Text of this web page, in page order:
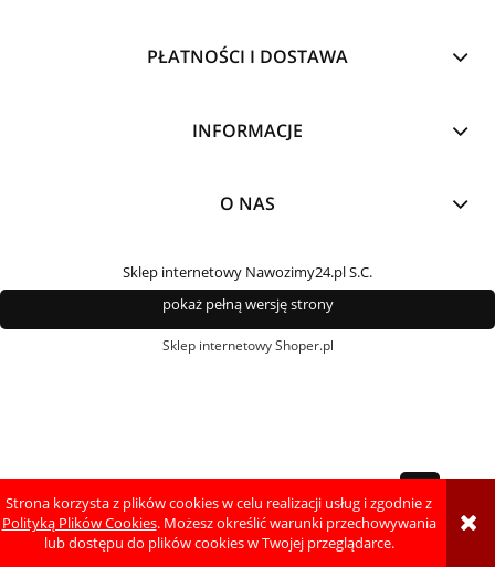
Strona korzysta z plików cookies w celu realizacji usług i zgodnie z
Polityką Plików Cookies. Możesz określić warunki przechowywania
lub dostępu do plików cookies w Twojej przeglądarce.
PŁATNOŚCI I DOSTAWA
INFORMACJE
O NAS
Sklep internetowy Nawozimy24.pl S.C.
pokaż pełną wersję strony
Sklep internetowy Shoper.pl